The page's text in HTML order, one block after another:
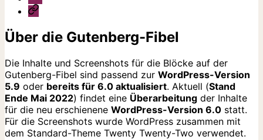
Jessicas
Über die Gutenberg-Fibel
Die Inhalte und Screenshots für die Blöcke auf der
Gutenberg-Fibel sind passend zur WordPress-Version
5.9 oder bereits für 6.0 aktualisiert. Aktuell (Stand
Ende Mai 2022) findet eine Überarbeitung der Inhalte
für die neu erschienene WordPress-Version 6.0 statt.
Für die Screenshots wurde WordPress zusammen mit
dem Standard-Theme Twenty Twenty-Two verwendet.